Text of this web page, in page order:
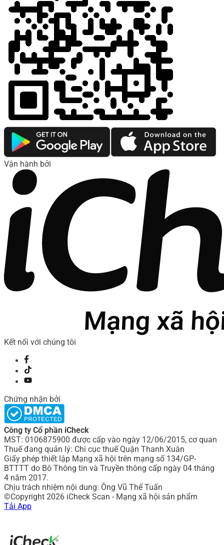
Vận hành bởi
Kết nối với chúng tôi
Chứng nhận bởi
Công ty Cổ phần iCheck
MST: 0106875900 được cấp vào ngày 12/06/2015, cơ quan
Thuế đang quản lý: Chi cục thuế Quận Thanh Xuân
Giấy phép thiết lập Mạng xã hội trên mạng số 134/GP-
BTTTT do Bô Thông tin và Truyền thông cấp ngày 04 tháng
4 năm 2017.
Chịu trách nhiệm nội dung: Ông Vũ Thế Tuấn
©Copyright 2026 iCheck Scan - Mạng xã hội sản phẩm
Tải App